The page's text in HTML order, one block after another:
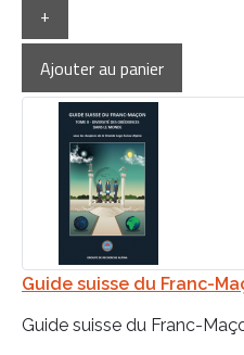
+
Guide suisse du Franc-
Guide suisse du Franc-